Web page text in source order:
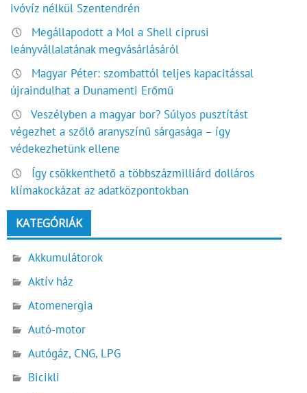
ivóvíz nélkül Szentendrén
Megállapodott a Mol a Shell ciprusi
leányvállalatának megvásárlásáról
Magyar Péter: szombattól teljes kapacitással
újraindulhat a Dunamenti Erőmű
Veszélyben a magyar bor? Súlyos pusztítást
végezhet a szőlő aranyszínű sárgasága – így
védekezhetünk ellene
Így csökkenthető a többszázmilliárd dolláros
klímakockázat az adatközpontokban
KATEGÓRIÁK
Akkumulátorok
Aktív ház
Atomenergia
Autó-motor
Autógáz, CNG, LPG
Bicikli